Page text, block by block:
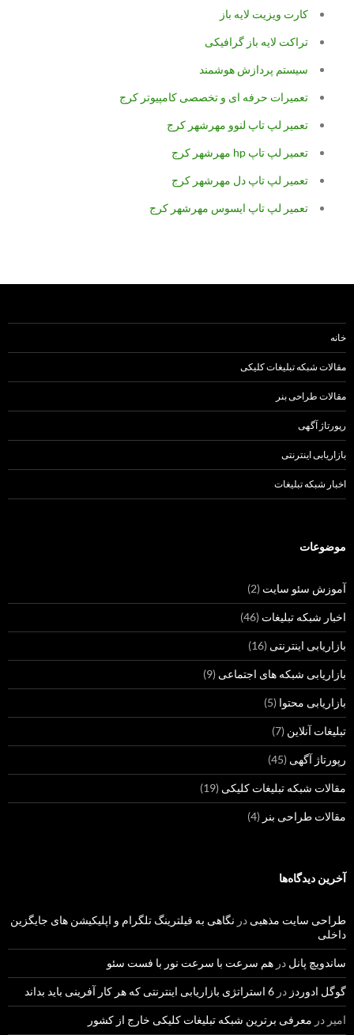
کارت ویزیت لایه باز
تراکت لایه باز گرافیکی
سیستم پردازش هوشمند
تعمیرات حرفه ای و تخصصی کامپیوتر کرج
تعمیر لپ تاپ لنوو مهرشهر کرج
تعمیر لپ تاپ hp مهرشهر کرج
تعمیر لپ تاپ دل مهرشهر کرج
تعمیر لپ تاپ ایسوس مهرشهر کرج
خانه
مقالات شبکه تبلیغات کلیکی
مقالات طراحی بنر
رپورتاژ آگهی
بازاریابی اینترنتی
اخبار شبکه تبلیغات
موضوعات
آموزش سئو سایت (2)
اخبار شبکه تبلیغات (46)
بازاریابی اینترنتی (16)
بازاریابی شبکه های اجتماعی (9)
بازاریابی محتوا (5)
تبلیغات آنلاین (7)
رپورتاژ آگهی (45)
مقالات شبکه تبلیغات کلیکی (19)
مقالات طراحی بنر (4)
آخرین دیدگاه‌ها
طراحی سایت مذهبی در نگاهی به فیلترینگ تلگرام و اپلیکیشن های جایگزین
داخلی
ساندویچ پانل در هم سرعت با سرعت نور با فست سئو
گوگل ادوردز در 6 استراتژی بازاریابی اینترنتی که هر کار آفرینی باید بداند
امیر در معرفی برترین شبکه تبلیغات کلیکی خارج از کشور